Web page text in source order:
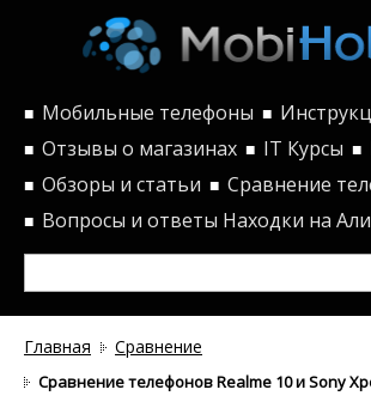
■ Мобильные телефоны ■
■ Отзывы о магазинах ■ IT Курсы ■
■ Обзоры и статьи ■ Сравнение
■ Вопросы и ответы Находки на
Главная Сравнение
Сравнение телефонов Realme 10 и Sony